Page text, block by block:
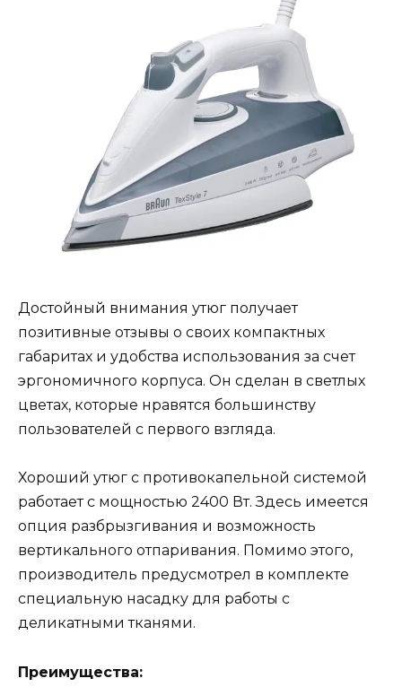
Достойный внимания утюг получает
позитивные отзывы о своих компактных
габаритах и удобства использования за счет
эргономичного корпуса. Он сделан в светлых
цветах, которые нравятся большинству
пользователей с первого взгляда.
Хороший утюг с противокапельной системой
работает с мощностью 2400 Вт. Здесь имеется
опция разбрызгивания и возможность
вертикального отпаривания. Помимо этого,
производитель предусмотрел в комплекте
специальную насадку для работы с
деликатными тканями.
Преимущества: